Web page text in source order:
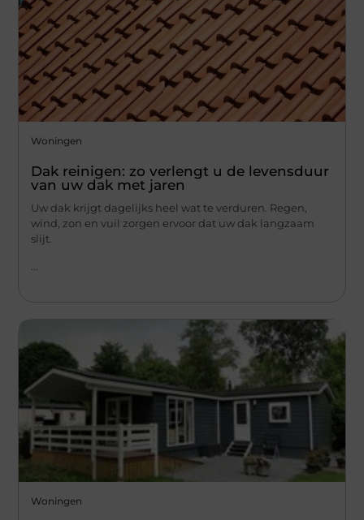
Woningen
Dak reinigen: zo verlengt u de levensduur
van uw dak met jaren
Uw dak krijgt dagelijks heel wat te verduren. Regen,
wind, zon en vuil zorgen ervoor dat uw dak langzaam
slijt.
Woningen